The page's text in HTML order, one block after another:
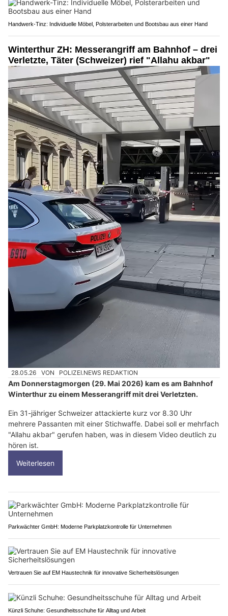
Handwerk-Tinz: Individuelle Möbel, Polsterarbeiten und Bootsbau aus einer Hand
Winterthur ZH: Messerangriff am Bahnhof – drei
Verletzte, Täter (Schweizer) rief "Allahu akbar"
28.05.26 VON POLIZEI.NEWS REDAKTION
Am Donnerstagmorgen (29. Mai 2026) kam es am Bahnhof
Winterthur zu einem Messerangriff mit drei Verletzten.
Ein 31-jähriger Schweizer attackierte kurz vor 8.30 Uhr
mehrere Passanten mit einer Stichwaffe. Dabei soll er mehrfach
"Allahu akbar" gerufen haben, was in diesem Video deutlich zu
hören ist.
Weiterlesen
Parkwächter GmbH: Moderne Parkplatzkontrolle für Unternehmen
Vertrauen Sie auf EM Haustechnik für innovative Sicherheitslösungen
Künzli Schuhe: Gesundheitsschuhe für Alltag und Arbeit